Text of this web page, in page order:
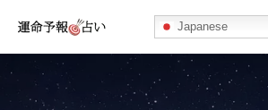
Japanese
運命予報占い